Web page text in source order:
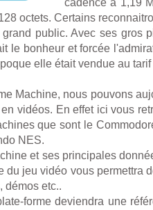
cadencé à 1,19
octets. Certains
public. Avec ses gros
le bonheur et forcée
elle était vendue au
Machine, nous pouvons
vidéos. En effet ici vous
que sont le
NES.
et ses principales
du jeu vidéo vous permettra
démos etc..
forme deviendra une